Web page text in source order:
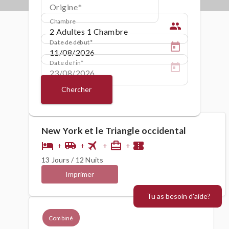
Origine
Chambre people
Date de début
Date de fin
Chercher
Combiné
New York et le Triangle occidental
hotel + airport_shuttle + flight + card_travel + confirmation_number
13 Jours / 12 Nuits
Imprimer
Tu as besoin d'aide?